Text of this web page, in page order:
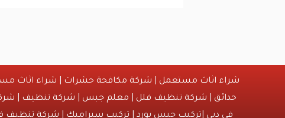
شراء اثاث مستعمل شركة مكافحة حشرات شراء اثاث
حدائق
شركة تنظيف فلل معلم جبس شركة تنظيف
في دبي |تركيب جبس بورد | تركيب سيراميك شركة تنظيف